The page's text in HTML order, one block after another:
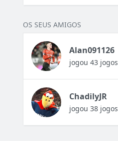
OS SEUS AMIGOS
Alan091126
jogou 43 jogos
ChadilyJR
jogou 38 jogos